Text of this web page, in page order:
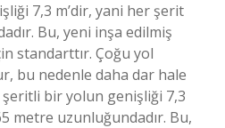
7,3 m’dir, yani her şerit
Bu, yeni inşa edilmiş
standarttır. Çoğu yol
bu nedenle daha dar hale
şeritli bir yolun genişliği 7,3
metre uzunluğundadır. Bu,